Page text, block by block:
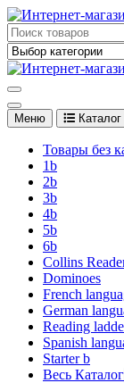
Перейти
к
содержимому
Edupress
английском языке
английском языке
Меню
Товары без
1b
2b
3b
4b
5b
6b
Collins
Dominoes
French
German
Reading
Spanish
Starter b
Весь Каталог